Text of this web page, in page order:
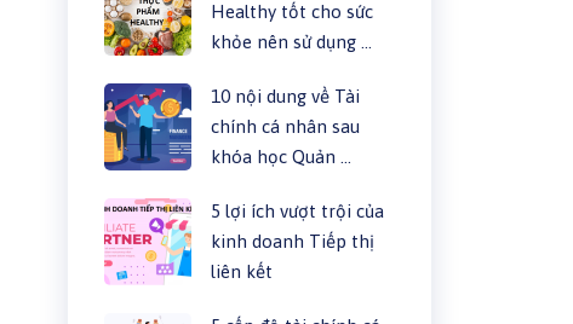
Healthy tốt cho sức
khỏe nên sử dụng …
10 nội dung về Tài
chính cá nhân sau
khóa học Quản …
5 lợi ích vượt trội của
kinh doanh Tiếp thị
liên kết